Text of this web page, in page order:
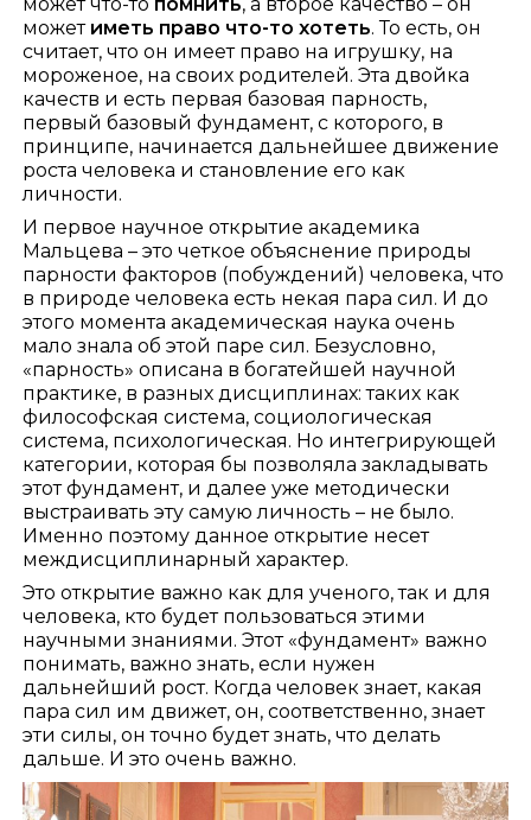
может иметь право что-то хотеть. То есть, он
считает, что он имеет право на игрушку, на
мороженое, на своих родителей. Эта двойка
качеств и есть первая базовая парность,
первый базовый фундамент, с которого, в
принципе, начинается дальнейшее движение
роста человека и становление его как
личности.
И первое научное открытие академика
Мальцева – это четкое объяснение природы
парности факторов (побуждений) человека, что
в природе человека есть некая пара сил. И до
этого момента академическая наука очень
мало знала об этой паре сил. Безусловно,
«парность» описана в богатейшей научной
практике, в разных дисциплинах: таких как
философская система, социологическая
система, психологическая. Но интегрирующей
категории, которая бы позволяла закладывать
этот фундамент, и далее уже методически
выстраивать эту самую личность – не было.
Именно поэтому данное открытие несет
междисциплинарный характер.
Это открытие важно как для ученого, так и для
человека, кто будет пользоваться этими
научными знаниями. Этот «фундамент» важно
понимать, важно знать, если нужен
дальнейший рост. Когда человек знает, какая
пара сил им движет, он, соответственно, знает
эти силы, он точно будет знать, что делать
дальше. И это очень важно.